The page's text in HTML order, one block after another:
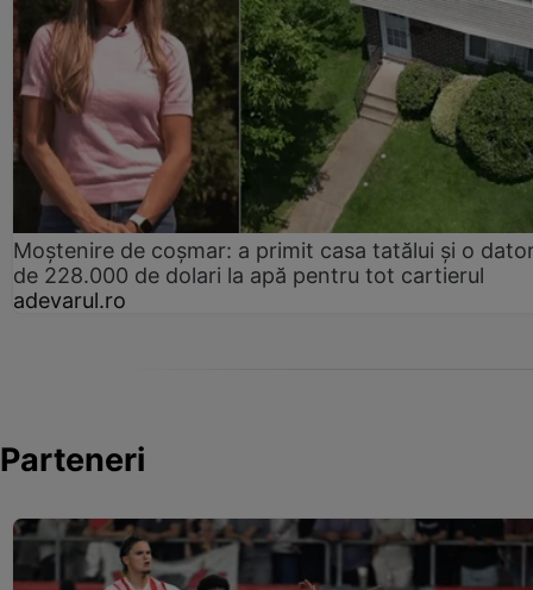
Moștenire de coșmar: a primit casa tatălui și o
de 228.000 de dolari la apă pentru tot cartierul
adevarul.ro
Parteneri